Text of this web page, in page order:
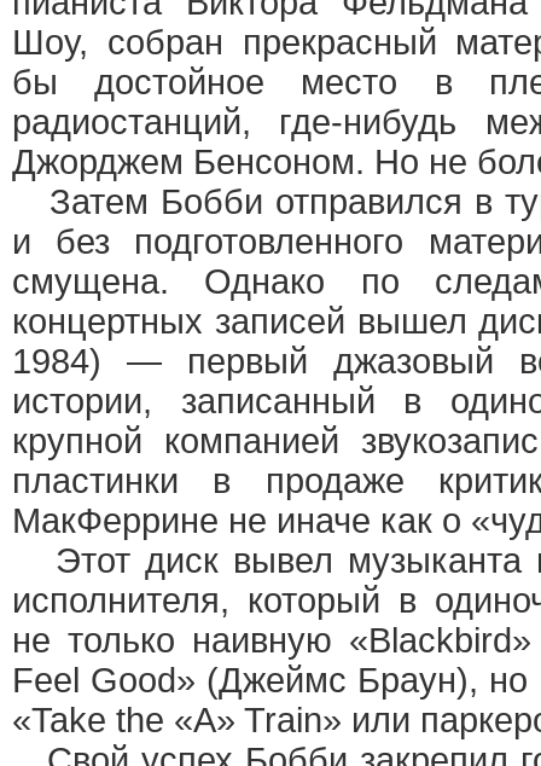
Шоу, собран прекрасный
бы достойное место в
радиостанций, где-нибудь
Джорджем Бенсоном. Но не
Затем Бобби отправился в
и без подготовленного
смущена. Однако по
концертных записей вышел
1984) — первый джазовый
истории, записанный в
крупной компанией
пластинки в продаже
МакФеррине не иначе как о
Этот диск вывел
исполнителя, который в
не только наивную
Feel Good» (Джеймс Браун), но
«Take the «A» Train» или